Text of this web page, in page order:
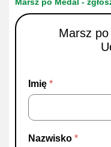
Marsz po
Imię *
Nazwisko *